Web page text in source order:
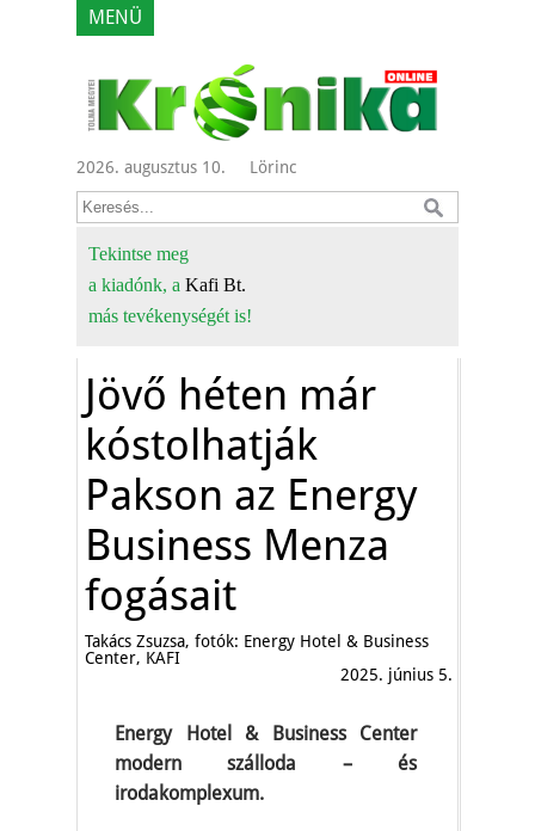
MENÜ
2026. augusztus 10. Lörinc
Tekintse meg
a kiadónk, a Kafi Bt.
más tevékenységét is!
Jövő héten már
kóstolhatják
Pakson az Energy
Business Menza
fogásait
Takács Zsuzsa, fotók: Energy Hotel & Business
Center, KAFI
2025. június 5.
Energy Hotel & Business Center
modern szálloda – és
irodakomplexum.